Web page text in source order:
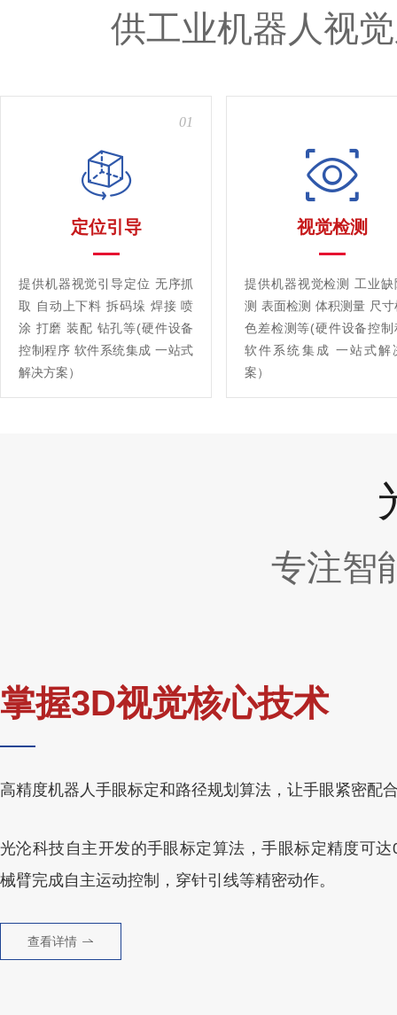
供工业机器人视
01
定位引导
提供机器视觉引导定位 无序抓
取 自动上下料 拆码垛 焊接 喷
涂 打磨 装配 钻孔等(硬件设备
控制程序 软件系统集成 一站式
解决方案）
视觉检测
提供机器视觉检测 工业缺
测 表面检测 体积测量 尺寸
色差检测等(硬件设备控制
软件系统集成 一站式解
案）
专注智
掌握3D视觉核心技术
高精度机器人手眼标定和路径规划算法，让手眼紧密配
光沦科技自主开发的手眼标定算法，手眼标定精度可
械臂完成自主运动控制，穿针引线等精密动作。
查看详情